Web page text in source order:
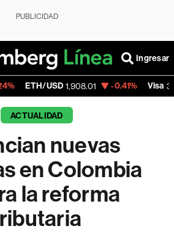
PUBLICIDAD
Ingresar
1,908.01 -0.41% Visa 368.54 -
ACTUALIDAD
nuevas
en Colombia
la reforma